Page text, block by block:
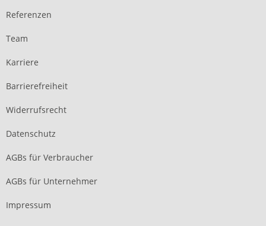
Referenzen
Team
Karriere
Barrierefreiheit
Widerrufsrecht
Datenschutz
AGBs für Verbraucher
AGBs für Unternehmer
Impressum